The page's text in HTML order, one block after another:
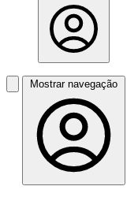
Mostrar navegação